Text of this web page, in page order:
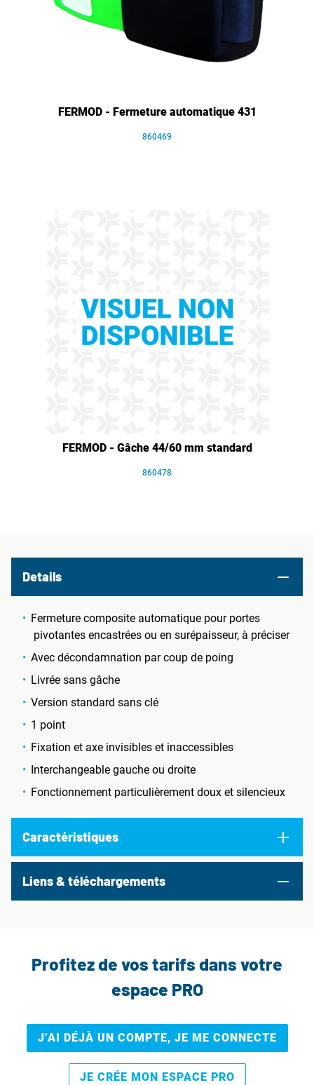
FERMOD - Fermeture automatique 431
860469
FERMOD - Gâche 44/60 mm standard
860478
Details
Fermeture composite automatique pour portes
pivotantes encastrées ou en surépaisseur, à préciser
Avec décondamnation par coup de poing
Livrée sans gâche
Version standard sans clé
1 point
Fixation et axe invisibles et inaccessibles
Interchangeable gauche ou droite
Fonctionnement particulièrement doux et silencieux
Caractéristiques
Liens & téléchargements
Profitez de vos tarifs dans votre
espace PRO
J’AI DÉJÀ UN COMPTE, JE ME CONNECTE
JE CRÉE MON ESPACE PRO